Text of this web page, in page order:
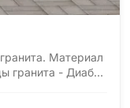
Материал
гранита - Диабаз